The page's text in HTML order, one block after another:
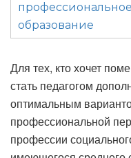
профессиональное
образование
Для тех, кто хочет
стать педагогом
оптимальным
профессиональной
профессии